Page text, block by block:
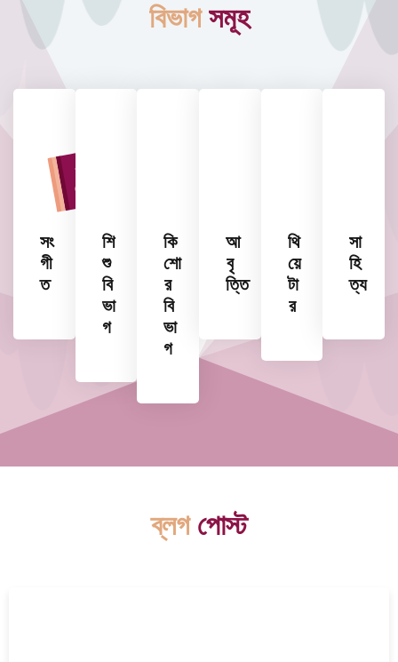
বিভাগ সমূহ
সং
গী
ত
শি
শু
বি
ভা
গ
কি
শো
র
বি
ভা
গ
আ
বৃ
ত্তি
থি
য়ে
টা
র
সা
হি
ত্য
ব্লগ পোস্ট